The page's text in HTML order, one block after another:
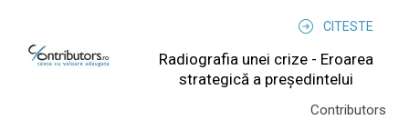
CITESTE
Radiografia unei crize - Eroarea
strategică a președintelui
Contributors